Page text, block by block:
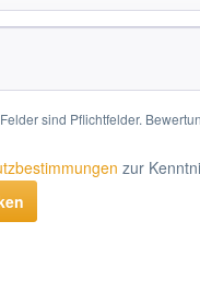
sind Pflichtfelder.
zur